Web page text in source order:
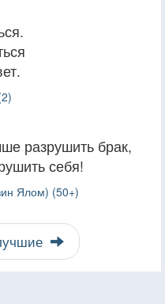
разрушить брак,
себя!
Ялом) (50+)